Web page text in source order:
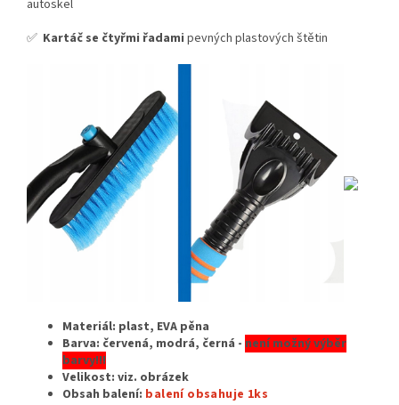
autoskel
✅ Kartáč se čtyřmi řadami pevných plastových štětin
Materiál: plast, EVA pěna
Barva: červená, modrá, černá - není možný výběr
barvy!!!
Velikost: viz. obrázek
Obsah balení: balení obsahuje 1ks